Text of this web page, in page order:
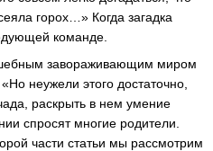
горох…» Когда загадка
команде.
завораживающим миром
неужели этого достаточно,
раскрыть в нем умение
спросят многие родители.
части статьи мы рассмотрим